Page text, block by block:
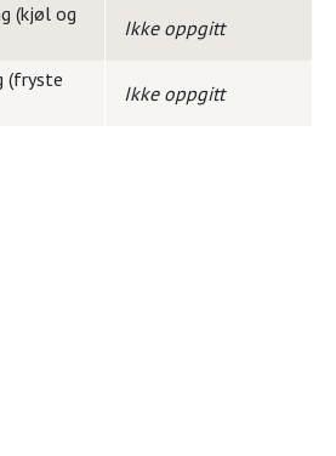
(kjøl og
Ikke oppgitt
(fryste
Ikke oppgitt